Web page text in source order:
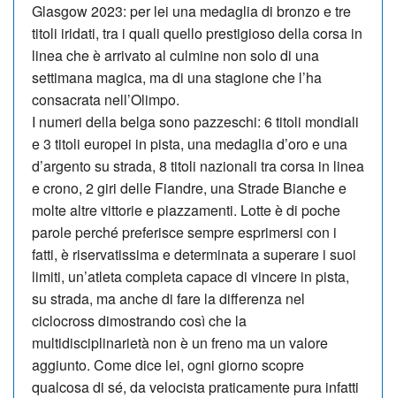
ALBI D'ORO
NEWSLETTER
Glasgow 2023: per lei una medaglia di bronzo e tre
titoli iridati, tra i quali quello prestigioso della corsa in
linea che è arrivato al culmine non solo di una
settimana magica, ma di una stagione che l’ha
consacrata nell’Olimpo.
I numeri della belga sono pazzeschi: 6 titoli mondiali
e 3 titoli europei in pista, una medaglia d’oro e una
d’argento su strada, 8 titoli nazionali tra corsa in linea
e crono, 2 giri delle Fiandre, una Strade Bianche e
molte altre vittorie e piazzamenti. Lotte è di poche
parole perché preferisce sempre esprimersi con i
fatti, è riservatissima e determinata a superare i suoi
limiti, un’atleta completa capace di vincere in pista,
su strada, ma anche di fare la differenza nel
ciclocross dimostrando così che la
multidisciplinarietà non è un fre­no ma un valore
aggiunto. Come dice lei, ogni giorno scopre
qualcosa di sé, da velocista praticamente pura infatti